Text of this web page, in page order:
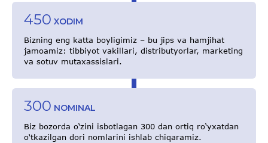
450 XODIM
Bizning eng katta boyligimiz – bu jips va hamjihat
jamoamiz: tibbiyot vakillari, distributyorlar, marketing
va sotuv mutaxassislari.
300 NOMINAL
Biz bozorda o‘zini isbotlagan 300 dan ortiq ro‘yxatdan
o‘tkazilgan dori nomlarini ishlab chiqaramiz.